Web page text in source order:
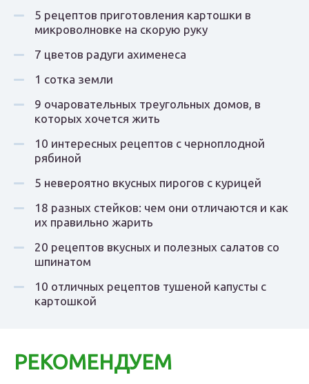
5 рецептов приготовления картошки в
микроволновке на скорую руку
7 цветов радуги ахименеса
1 сотка земли
9 очаровательных треугольных домов, в
которых хочется жить
10 интересных рецептов с черноплодной
рябиной
5 невероятно вкусных пирогов с курицей
18 разных стейков: чем они отличаются и как
их правильно жарить
20 рецептов вкусных и полезных салатов со
шпинатом
10 отличных рецептов тушеной капусты с
картошкой
РЕКОМЕНДУЕМ